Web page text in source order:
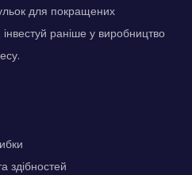
для покращених
раніше у виробництво
здібностей